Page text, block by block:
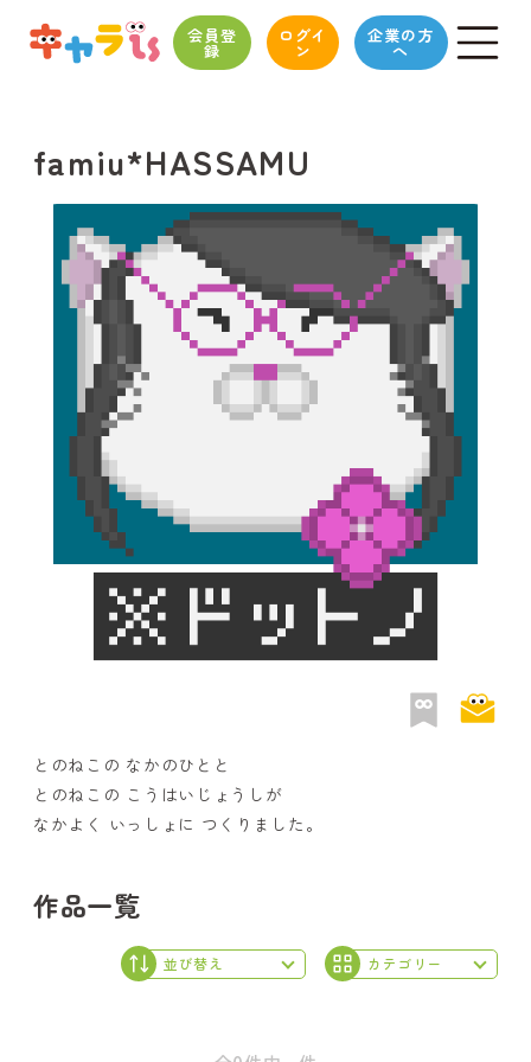
会員登
録
ログイ
ン
企業の方
へ
famiu*HASSAMU
とのねこの なかのひとと
とのねこの こうはいじょうしが
なかよく いっしょに つくりました。
作品一覧